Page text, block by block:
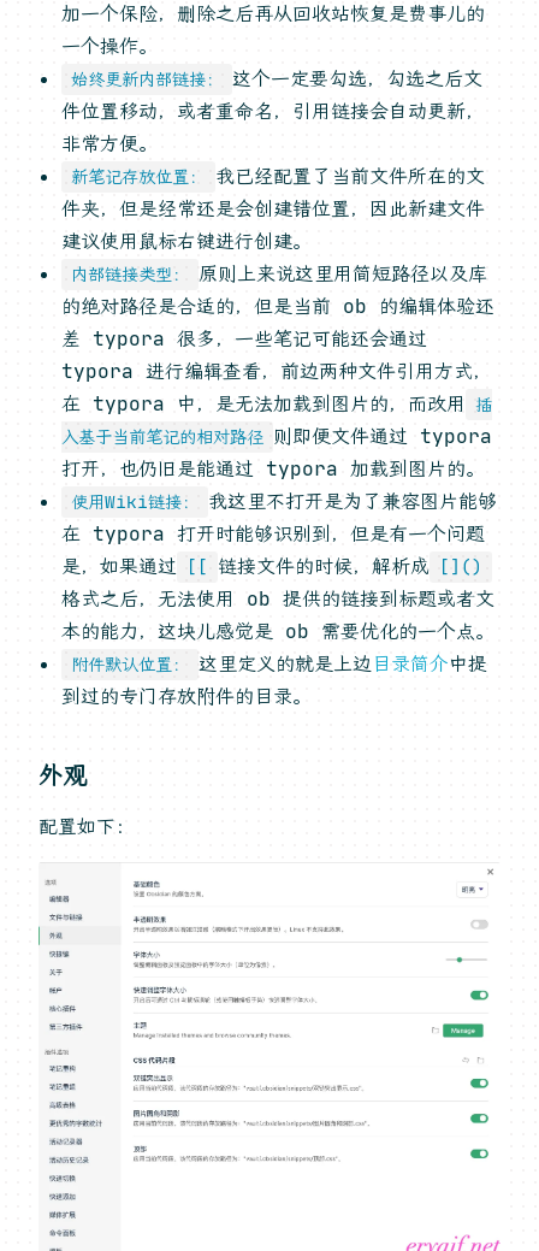
加一个保险，删除之后再从回收站恢复是费事儿的
一个操作。
始终更新内部链接：
这个一定要勾选，勾选之后文
件位置移动，或者重命名，引用链接会自动更新，
非常方便。
新笔记存放位置：
我已经配置了当前文件所在的文
件夹，但是经常还是会创建错位置，因此新建文件
建议使用鼠标右键进行创建。
内部链接类型：
原则上来说这里用简短路径以及库
的绝对路径是合适的，但是当前 ob 的编辑体验还
差 typora 很多，一些笔记可能还会通过
typora 进行编辑查看，前边两种文件引用方式，
在 typora 中，是无法加载到图片的，而改用
插
入基于当前笔记的相对路径 则即便文件通过 typora
打开，也仍旧是能通过 typora 加载到图片的。
使用Wiki链接：
我这里不打开是为了兼容图片能够
在 typora 打开时能够识别到，但是有一个问题
是，如果通过
[[ 链接文件的时候，解析成 []()
格式之后，无法使用 ob 提供的链接到标题或者文
本的能力，这块儿感觉是 ob 需要优化的一个点。
附件默认位置： 这里定义的就是上边 目录简介中提
到过的专门存放附件的目录。
外观
配置如下：